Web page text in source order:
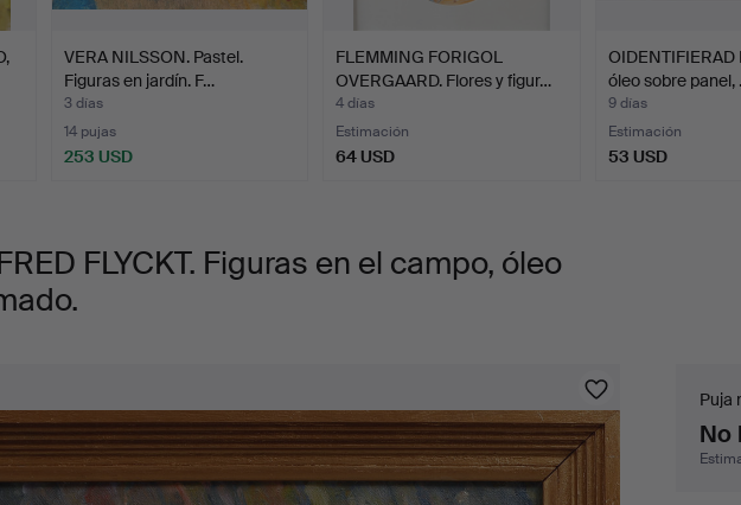
VERA NILSSON. Pastel.
Figuras en jardín. F…
3 días
14 pujas
253 USD
FLEMMING FORIGOL
OVERGAARD. Flores y figur…
4 días
Estimación
64 USD
OIDENTIFIERAD
óleo sobre panel,
9 días
Estimación
53 USD
FLYCKT. Figuras en el campo, óleo
Puja
Puja
No